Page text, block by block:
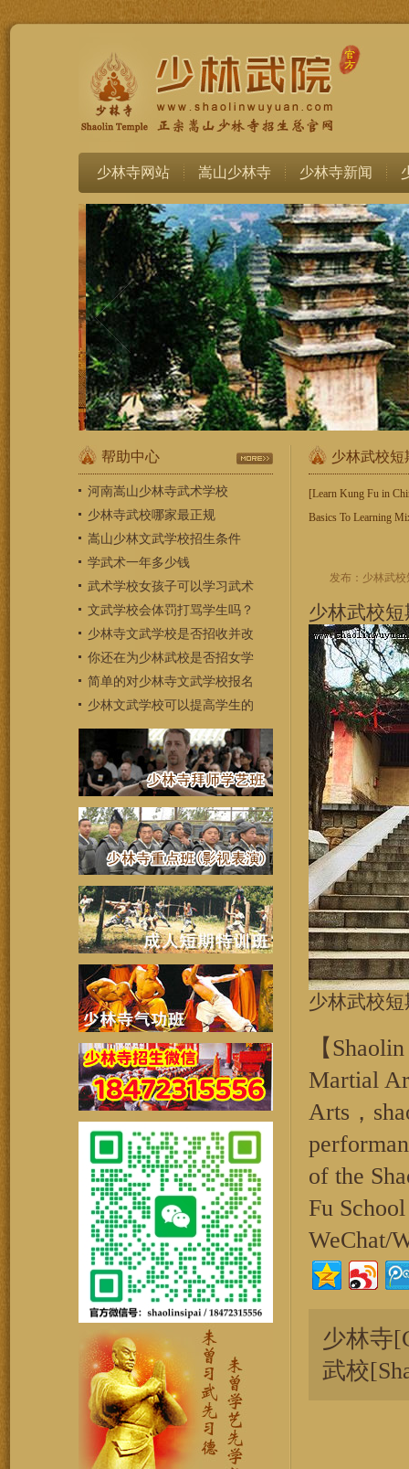
少林寺网站 嵩山少林寺 少林寺新闻
帮助中心
河南嵩山少林寺武术学校
少林寺武校哪家最正规
嵩山少林文武学校招生条件
学武术一年多少钱
武术学校女孩子可以学习武术
文武学校会体罚打骂学生吗？
少林寺文武学校是否招收并改
你还在为少林武校是否招女学
简单的对少林寺文武学校报名
少林文武学校可以提高学生的
少林武校短
[Learn Kung Fu in
Basics To Learning
发布：少林武校
少林武校
少林武校
【
Martial
Arts，
of the
Fu
WeChat/
少林寺
武校